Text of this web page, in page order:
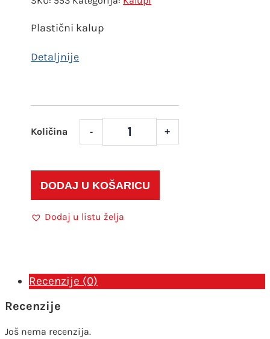
Plastični kalup
- +
DODAJ U KOŠARICU
Dodaj u listu želja
Recenzije (0)
Recenzije
Još nema recenzija.